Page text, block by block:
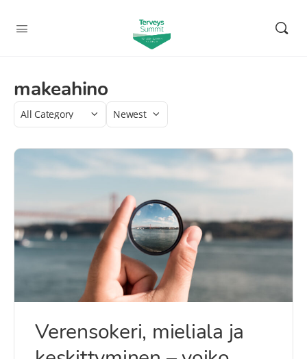
makeahino
Category
Sort
Verensokeri, mieliala ja